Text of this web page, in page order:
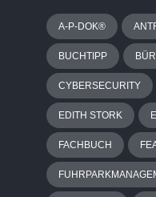
A-P-DOK®
BUCHTIPP
CYBERSECURITY
EDITH STORK
FACHBUCH